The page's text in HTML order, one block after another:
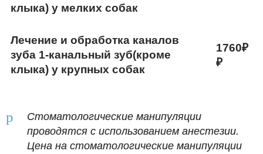
клыка) у мелких собак
Лечение и обработка каналов
зуба 1-канальный зуб(кроме
клыка) у крупных собак
1760₽
Стоматологические манипуляции
проводятся с использованием анестезии.
Цена на стоматологические манипуляции